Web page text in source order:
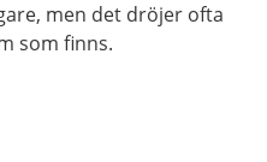
men det dröjer ofta
som finns.